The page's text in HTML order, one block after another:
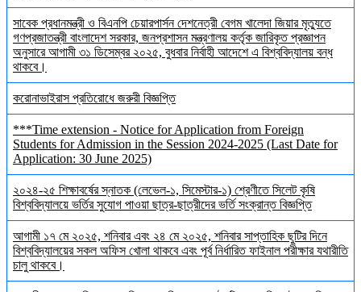
সাবেক প্রধানমন্ত্রী ও বিএনপি চেয়ারপার্সন দেশনেত্রী বেগম খালেদা জিয়ার মৃত্যুতে
গণপ্রজাতন্ত্রী বাংলাদেশ সরকার, জনপ্রশাসন মন্ত্রণালয় কর্তৃক জারিকৃত প্রজ্ঞাপন
অনুসারে আগামী ৩১ ডিসেম্বর ২০২৫, বুধবার নির্বাহী আদেশে এ বিশ্ববিদ্যালয় বন্ধ
থাকবে।
করোনাভাইরাস প্রতিরোধে জরুরী বিজ্ঞপ্তি
***Time extension - Notice for Application from Foreign
Students for Admission in the Session 2024-2025 (Last Date for
Application: 30 June 2025)
২০২৪-২৫ শিক্ষাবর্ষের স্নাতক (লেভেল-১, সিমেস্টার-১) শ্রেণীতে সিলেট কৃষি
বিশ্ববিদ্যালয়ে ভর্তির সুযোগ পাওয়া ছাত্র-ছাত্রীদের ভর্তি সংক্রান্ত বিজ্ঞপ্তি
আগামী ১৭ মে ২০২৫, শনিবার এবং ২৪ মে ২০২৫, শনিবার সাপ্তাহিক ছুটির দিনে
বিশ্ববিদ্যালয়ের সকল অফিস খোলা থাকবে এবং পূর্ব নির্ধারিত ফাইনাল পরীক্ষার যথারীতি
চালু থাকবে।